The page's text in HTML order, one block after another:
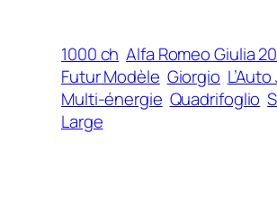
1000 ch Alfa Romeo Giulia
Futur Modèle Giorgio
Multi-énergie Quadrifoglio
Large